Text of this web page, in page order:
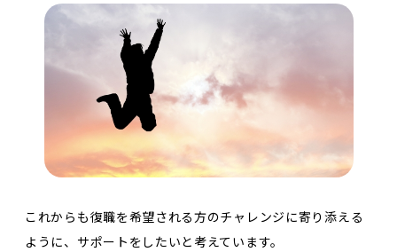
これからも復職を希望される方のチャレンジに寄り添える
ように、サポートをしたいと考えています。